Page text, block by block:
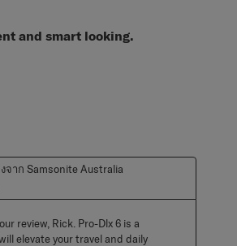
and smart looking.
จาก Samsonite Australia
review, Rick. Pro-Dlx 6 is a
elevate your travel and daily